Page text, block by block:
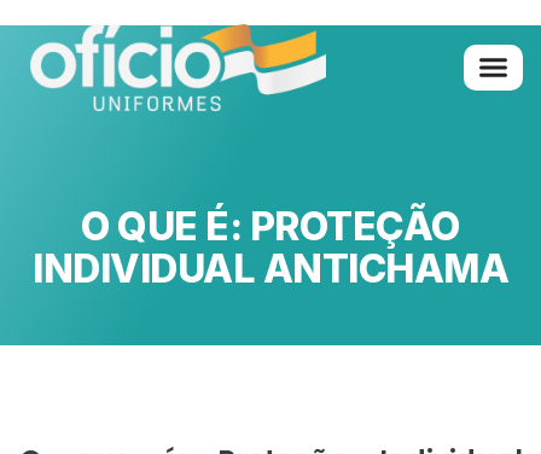
O QUE É: PROTEÇÃO
INDIVIDUAL ANTICHAMA